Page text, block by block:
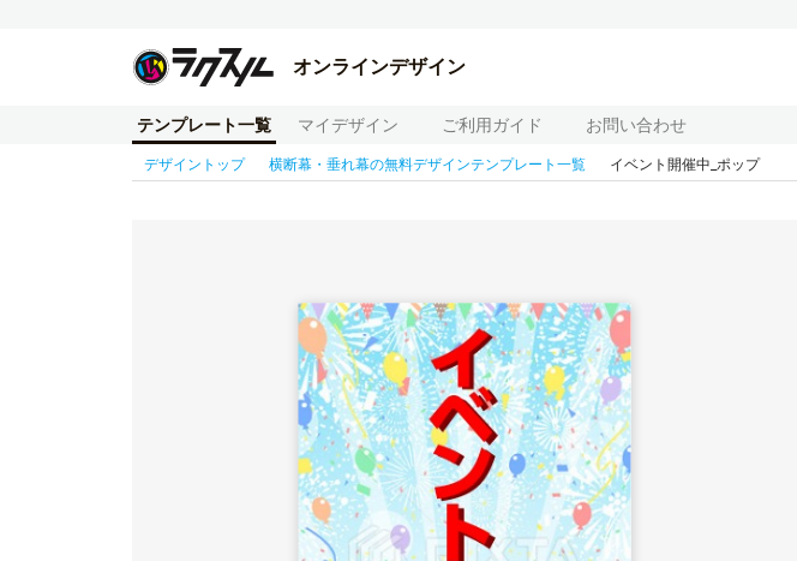
オンラインデザイン
テンプレート一覧 マイデザイン ご利用ガイド お問い合わせ
デザイントップ 横断幕・垂れ幕の無料デザインテンプレート一覧 イベント開催中_ポップ